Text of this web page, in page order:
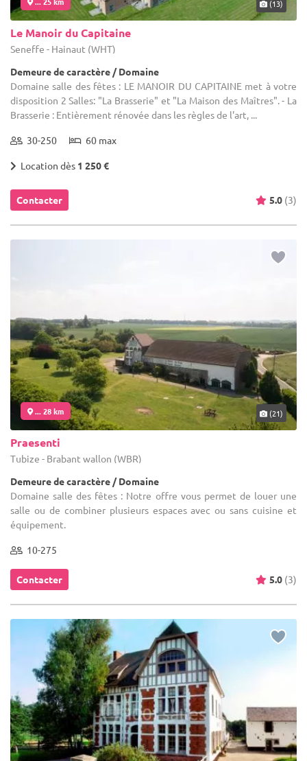
(13)
Le Manoir du Capitaine
Seneffe - Hainaut (WHT)
Demeure de caractère / Domaine
Domaine salle des fêtes : LE MANOIR DU CAPITAINE met à votre
disposition 2 Salles: "La Brasserie" et "La Maison des Maîtres". - La
Brasserie : Entièrement rénovée dans les règles de l'art, ...
30-250 60 max
Location dès 1 250 €
Contacter 5.0 (3)
... 28 km (21)
Praesenti
Tubize - Brabant wallon (WBR)
Demeure de caractère / Domaine
Domaine salle des fêtes : Notre offre vous permet de louer une
salle ou de combiner plusieurs espaces avec ou sans cuisine et
équipement.
10-275
Contacter 5.0 (3)